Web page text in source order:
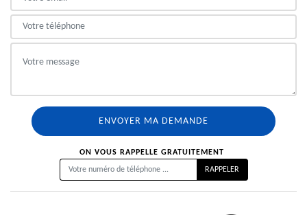
ON VOUS RAPPELLE GRATUITEMENT